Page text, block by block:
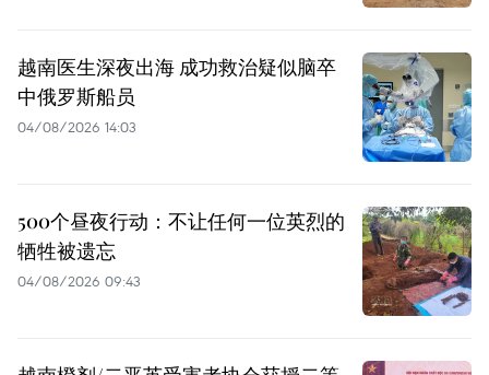
越南医生深夜出海 成功救治疑似脑卒
中俄罗斯船员
04/08/2026 14:03
500个昼夜行动：不让任何一位英烈的
牺牲被遗忘
04/08/2026 09:43